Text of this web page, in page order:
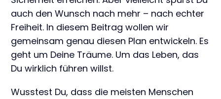
auch den Wunsch nach mehr – nach echter
Freiheit. In diesem Beitrag wollen wir
gemeinsam genau diesen Plan entwickeln. Es
geht um Deine Träume. Um das Leben, das
Du wirklich führen willst.
Wusstest Du, dass die meisten Menschen